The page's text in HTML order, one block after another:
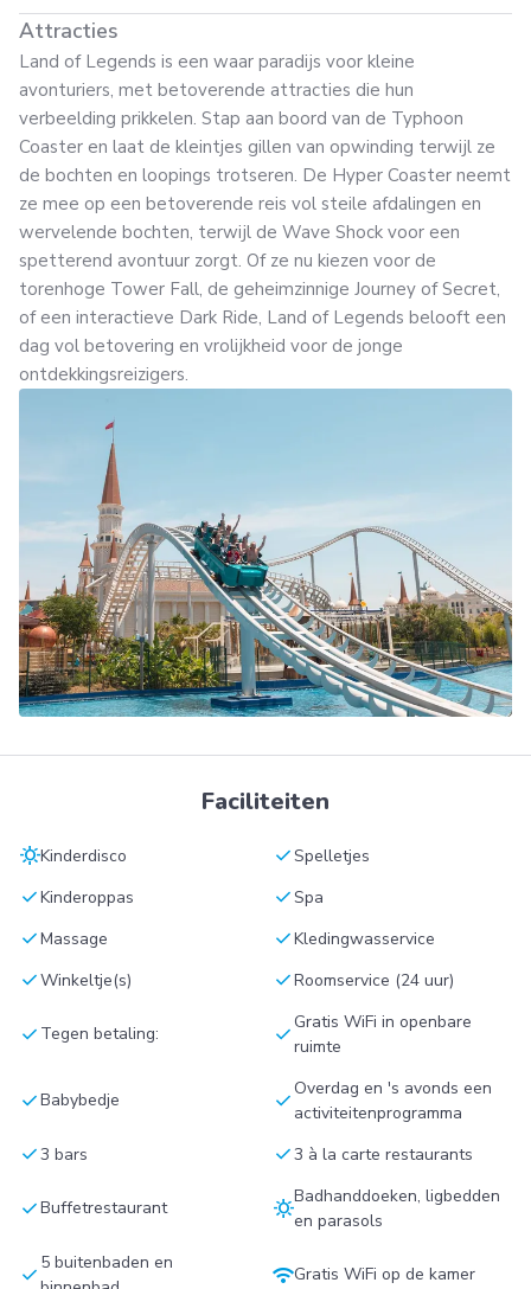
Attracties
Land of Legends is een waar paradijs voor kleine
avonturiers, met betoverende attracties die hun
verbeelding prikkelen. Stap aan boord van de Typhoon
Coaster en laat de kleintjes gillen van opwinding terwijl ze
de bochten en loopings trotseren. De Hyper Coaster neemt
ze mee op een betoverende reis vol steile afdalingen en
wervelende bochten, terwijl de Wave Shock voor een
spetterend avontuur zorgt. Of ze nu kiezen voor de
torenhoge Tower Fall, de geheimzinnige Journey of Secret,
of een interactieve Dark Ride, Land of Legends belooft een
dag vol betovering en vrolijkheid voor de jonge
ontdekkingsreizigers.
Faciliteiten
sunnyKinderdisco checkSpelletjes
checkKinderoppas checkSpa
checkMassage checkKledingwasservice
checkWinkeltje(s) checkRoomservice (24 uur)
check Tegen betaling: check Gratis WiFi in openbare
ruimte
checkBabybedje check Overdag en 's avonds een
activiteitenprogramma
check3 bars check3 à la carte restaurants
checkBuffetrestaurant sunnyBadhanddoeken, ligbedden
en parasols
check 5 buitenbaden en
wifiGratis WiFi op de kamer